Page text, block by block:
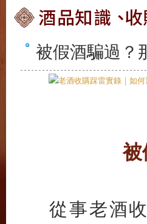
被假酒騙過？
被
從事老酒